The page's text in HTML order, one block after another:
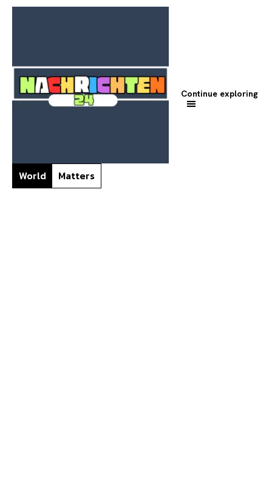
World Matters
Continue exploring